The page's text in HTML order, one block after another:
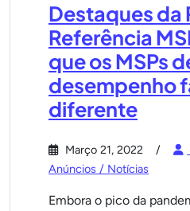
Destaques da
Referência
que os MSPs
desempenho
diferente
Março 21, 2022
Anúncios / Notícias
Embora o pico da